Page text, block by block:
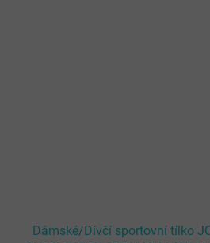
Dámské/Dívčí sportovní tílko